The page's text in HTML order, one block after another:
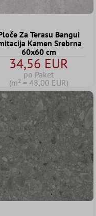
Za Terasu Bangui
Kamen Srebrna
60x60 cm
34,56 EUR
po Paket
(m² = 48,00 EUR)